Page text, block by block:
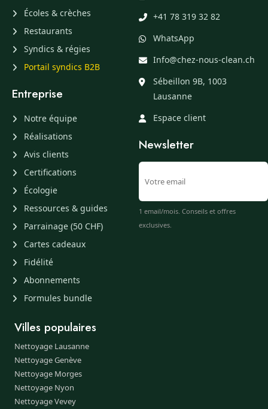
Écoles & crèches
Restaurants
Syndics & régies
Portail syndics B2B
Entreprise
Notre équipe
Réalisations
Avis clients
Certifications
Écologie
Ressources & guides
Parrainage (50 CHF)
Cartes cadeaux
Fidélité
Abonnements
Formules bundle
+41 78 319 32 82
WhatsApp
Info@chez-nous-clean.ch
Sébeillon 9B, 1003
Lausanne
Espace client
Newsletter
1 email/mois. Conseils et offres
exclusives.
Villes populaires
Nettoyage Lausanne
Nettoyage Genève
Nettoyage Morges
Nettoyage Nyon
Nettoyage Vevey